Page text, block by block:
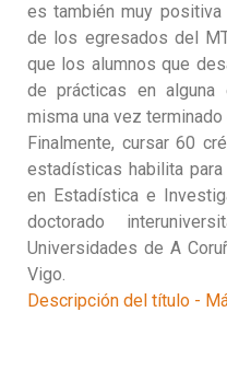
es también muy
de los egresados del
que los alumnos que
de prácticas en
misma una vez terminado
Finalmente, cursar 60
estadísticas habilita
en Estadística e
doctorado
Universidades de A
Vigo.
Descripción del título -